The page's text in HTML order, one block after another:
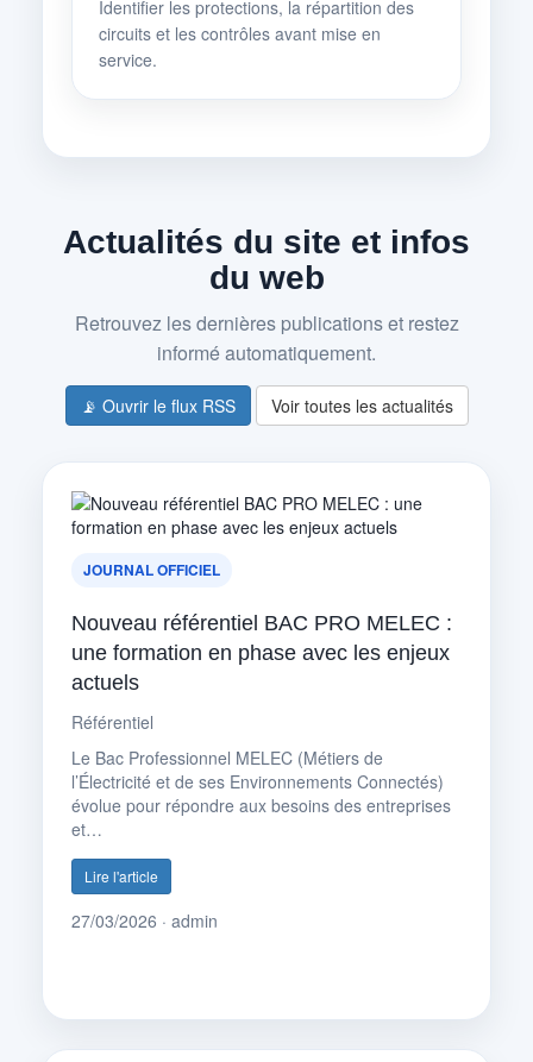
Identifier les protections, la répartition des
circuits et les contrôles avant mise en
service.
Actualités du site et infos
du web
Retrouvez les dernières publications et restez
informé automatiquement.
📡 Ouvrir le flux RSS Voir toutes les actualités
JOURNAL OFFICIEL
Nouveau référentiel BAC PRO MELEC :
une formation en phase avec les enjeux
actuels
Référentiel
Le Bac Professionnel MELEC (Métiers de
l’Électricité et de ses Environnements Connectés)
évolue pour répondre aux besoins des entreprises
et…
Lire l'article
27/03/2026 · admin